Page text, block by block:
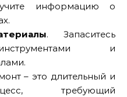
информацию о
. Запаситесь
и
– это длительный и
требующий